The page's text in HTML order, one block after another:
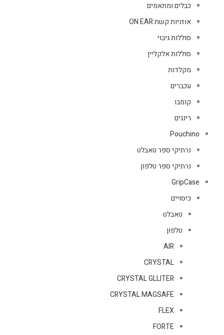
כבלים ומתאמים
אוזניות קשת ON EAR
סוללות גיבוי
סוללות אלקליין
מקלדות
עכברים
קומבו
רינגים
Pouchino
נרתיקי ספר טאבלט
נרתיקי ספר טלפון
GripCase
כיסויים
טאבלט
טלפון
AIR
CRYSTAL
CRYSTAL GLLITER
CRYSTAL MAGSAFE
FLEX
FORTE